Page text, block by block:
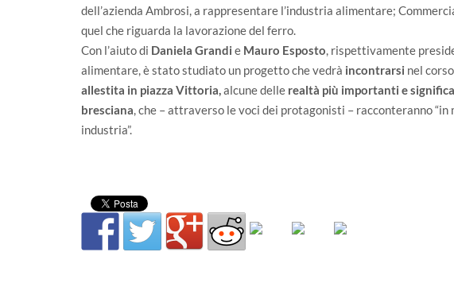
dell’azienda Ambrosi, a rappresentare l’industria alimentare;
quel che riguarda la lavorazione del ferro.
Con l’aiuto di Daniela Grandi e Mauro Esposto, rispettivamente
alimentare, è stato studiato un progetto che vedrà incontrarsi nel
allestita in piazza Vittoria,alcune delle realtà più importanti e
bresciana, che – attraverso le voci dei protagonisti – racconteranno “in
industria”.